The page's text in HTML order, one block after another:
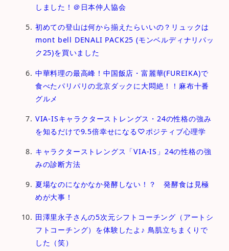
しました！＠日本仲人協会
初めての登山は何から揃えたらいいの？リュックは
mont bell DENALI PACK25 (モンベルディナリパッ
ク25)を買いました
中華料理の最高峰！中国飯店・富麗華(FUREIKA)で
食べたパリパリの北京ダックに大悶絶！！麻布十番
グルメ
VIA-ISキャラクターストレングス・24の性格の強み
を知るだけで9.5倍幸せになる♡ポジティブ心理学
キャラクターストレングス「VIA-IS」24の性格の強
みの診断方法
夏場なのになかなか発酵しない！？ 発酵食は見極
めが大事！
田澤里永子さんの5次元シフトコーチング（アートシ
フトコーチング）を体験したよ♪ 鳥肌立ちまくりで
した（笑）